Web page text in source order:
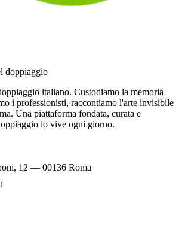
doppiaggio
italiano. Custodiamo la memoria
i professionisti, raccontiamo l'arte invisibile
Una piattaforma fondata, curata e
lo vive ogni giorno.
12 — 00136 Roma